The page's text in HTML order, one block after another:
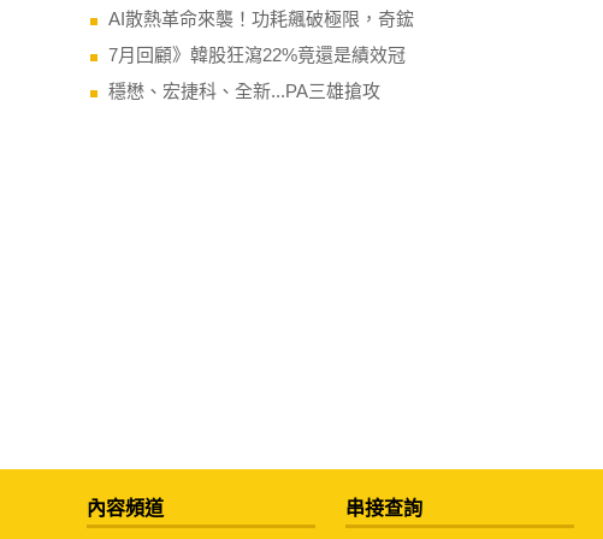
AI散熱革命來襲！功耗飆破極限，奇鋐
7月回顧》韓股狂瀉22%竟還是績效冠
穩懋、宏捷科、全新...PA三雄搶攻
內容頻道 串接查詢